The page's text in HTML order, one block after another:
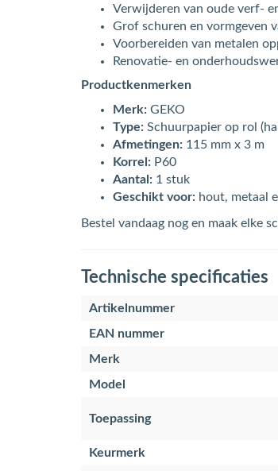
Verwijderen van oude verf-
Grof schuren en vormgeven
Voorbereiden van metalen
Renovatie- en
Productkenmerken
Merk: GEKO
Type: Schuurpapier op rol
Afmetingen: 115 mm x 3 m
Korrel: P60
Aantal: 1 stuk
Geschikt voor: hout, metaal
Bestel vandaag nog en maak elke
Technische specificaties
Artikelnummer
EAN nummer
Merk
Model
Toepassing
Keurmerk